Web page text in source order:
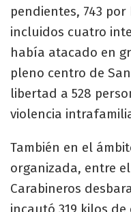
pendientes, 743
incluidos cuatro
había atacado en
pleno centro de
libertad a 528
violencia
​También en el
organizada, entre
Carabineros